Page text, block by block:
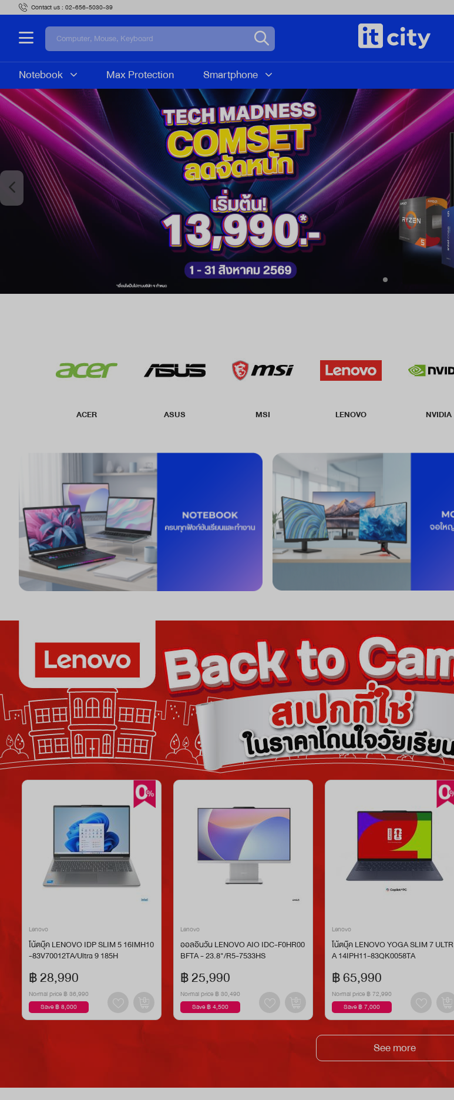
Contact us : 02-656-5030-39
Notebook Max Protection Smartphone
ACER ASUS MSI LENOVO NVIDIA
Lenovo
โน้ตบุ๊ค LENOVO IDP SLIM 5 16IMH10
-83V70012TA/Ultra 9 185H
฿ 28,990
Normal price ฿ 36,990
Save ฿ 8,000
Lenovo
ออลอินวัน LENOVO AIO IDC-F0HR00
BFTA - 23.8"/R5-7533HS
฿ 25,990
Normal price ฿ 30,490
Save ฿ 4,500
Lenovo
โน้ตบุ๊ค LENOVO YOGA SLIM 7 ULTR
A 14IPH11-83QK0058TA
฿ 65,990
Normal price ฿ 72,990
Save ฿ 7,000
See more